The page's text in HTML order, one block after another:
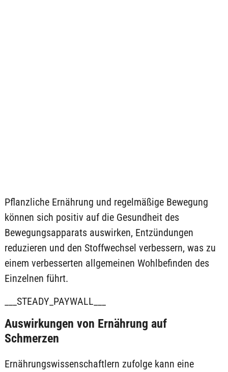
Pflanzliche Ernährung und regelmäßige Bewegung
können sich positiv auf die Gesundheit des
Bewegungsapparats auswirken, Entzündungen
reduzieren und den Stoffwechsel verbessern, was zu
einem verbesserten allgemeinen Wohlbefinden des
Einzelnen führt.
___STEADY_PAYWALL___
Auswirkungen von Ernährung auf
Schmerzen
Ernährungswissenschaftlern zufolge kann eine